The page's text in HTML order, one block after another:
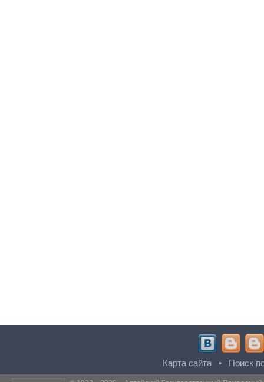
Карта сайта• Поиск